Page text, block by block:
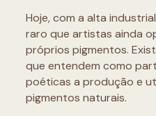
Hoje, com a alta
raro que artistas ainda
próprios pigmentos.
que entendem como
poéticas a produção e
pigmentos naturais.